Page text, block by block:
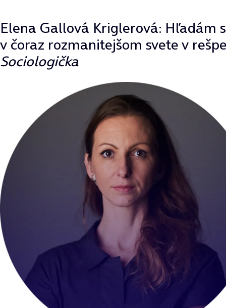
Elena Gallová Kriglerová: Hľadám
v čoraz rozmanitejšom svete v
Sociologička